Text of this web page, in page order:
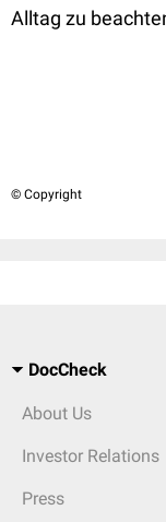
Alltag zu
© Copyright
DocCheck
About Us
Investor Relations
Press